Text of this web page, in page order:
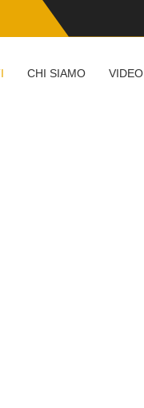
CHI SIAMO VIDEO